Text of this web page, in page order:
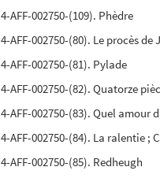
4-AFF-002750-(109). Phèdre
4-AFF-002750-(80). Le procès de
4-AFF-002750-(81). Pylade
4-AFF-002750-(82). Quatorze
4-AFF-002750-(83). Quel amour
4-AFF-002750-(84). La ralentie ;
4-AFF-002750-(85). Redheugh